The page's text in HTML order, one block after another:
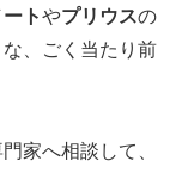
ートやプリウスの
、ごく当たり前
家へ相談して、